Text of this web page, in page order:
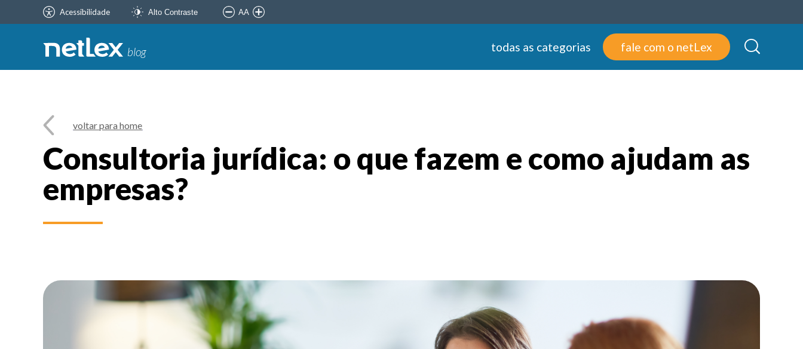
Acessibilidade Alto Contraste AA
blog todas as categorias fale com o netLex
voltar para home
Consultoria jurídica: o que fazem e como ajudam as
empresas?